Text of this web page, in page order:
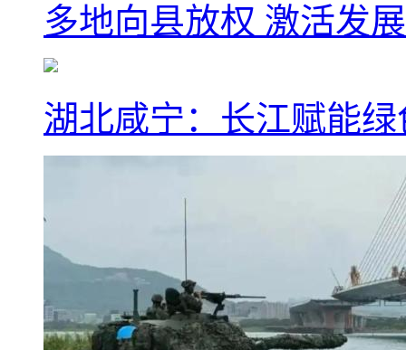
多地向县放权 激活发
湖北咸宁：长江赋能